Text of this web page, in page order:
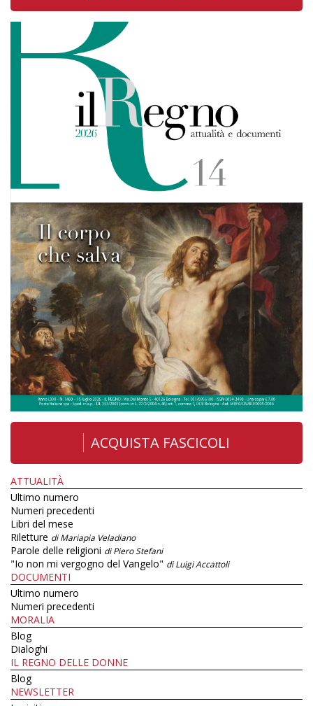
ACQUISTA FASCICOLI
ATTUALITÀ
Ultimo numero
Numeri precedenti
Libri del mese
Riletture di Mariapia Veladiano
Parole delle religioni di Piero Stefani
"Io non mi vergogno del Vangelo" di Luigi Accattoli
DOCUMENTI
Ultimo numero
Numeri precedenti
MORALIA
Blog
Dialoghi
IL REGNO DELLE DONNE
Blog
NEWSLETTER